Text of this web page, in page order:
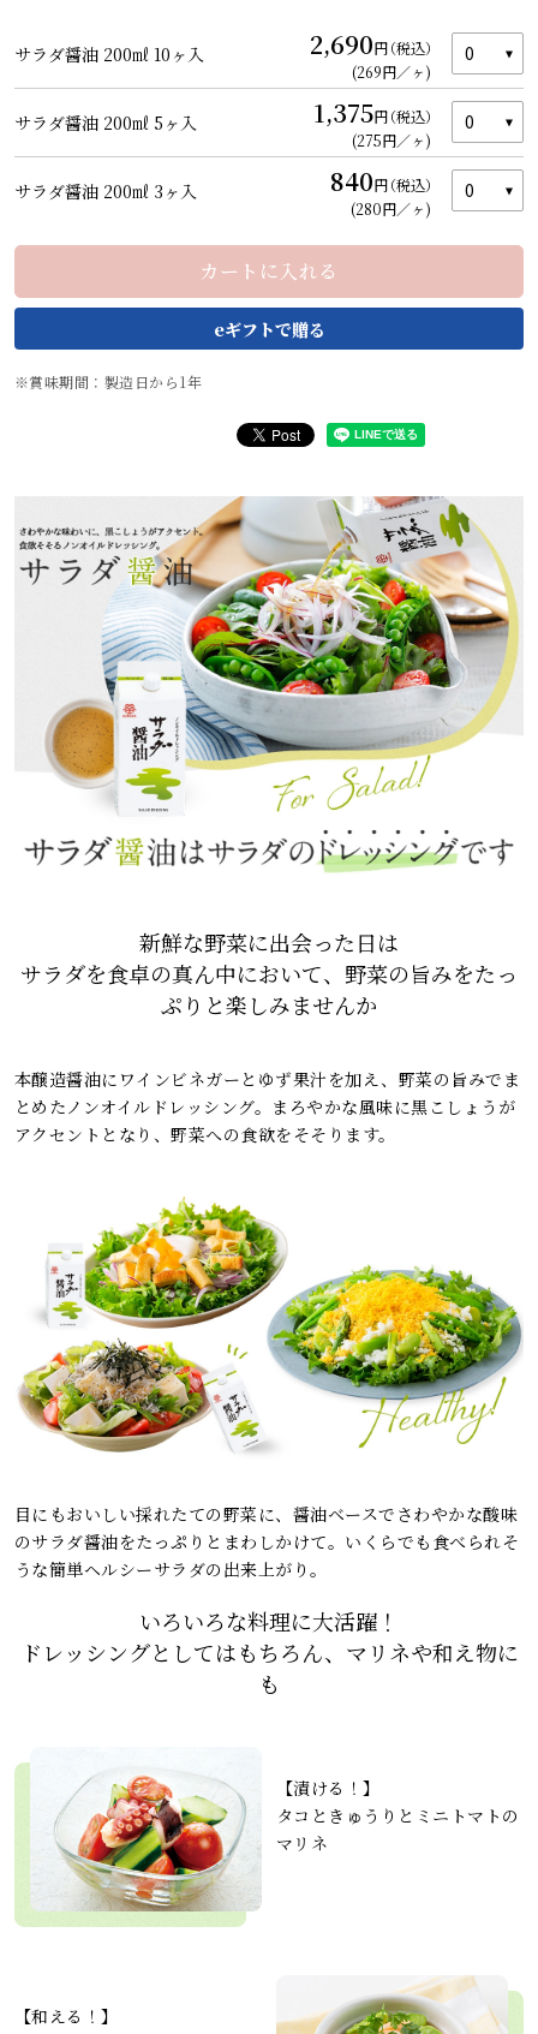
サラダ醤油 200㎖ 10ヶ入 2,690円（税込）
(269円／ヶ)
サラダ醤油 200㎖ 5ヶ入 1,375円（税込）
(275円／ヶ)
サラダ醤油 200㎖ 3ヶ入 840円（税込）
(280円／ヶ)
カートに入れる
カートを見る
賞味期間：製造日から1年
新鮮な野菜に出会った日は
サラダを食卓の真ん中において、野菜の旨みをたっ
ぷりと楽しみませんか
本醸造醤油にワインビネガーとゆず果汁を加え、野菜の旨みでま
とめたノンオイルドレッシング。まろやかな風味に黒こしょうが
アクセントとなり、野菜への食欲をそそります。
目にもおいしい採れたての野菜に、醤油ベースでさわやかな酸味
のサラダ醤油をたっぷりとまわしかけて。いくらでも食べられそ
うな簡単ヘルシーサラダの出来上がり。
いろいろな料理に大活躍！
ドレッシングとしてはもちろん、マリネや和え物に
も
【漬ける！】
タコときゅうりとミニトマトの
マリネ
【和える！】